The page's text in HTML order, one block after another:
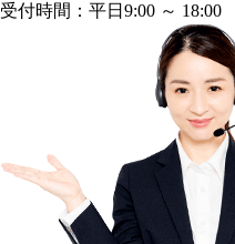
受付時間：平日9:00 ～ 18:00